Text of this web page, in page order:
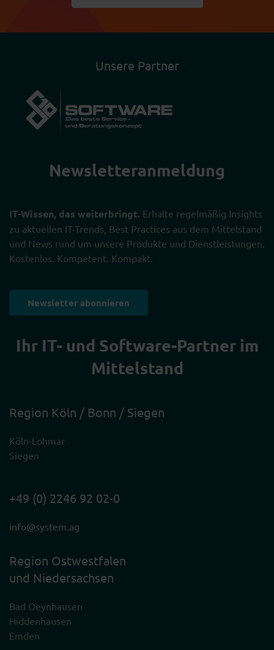
Unsere Partner
Newsletter­anmeldung
IT-Wissen, das weiterbringt. Erhalte regelmäßig Insights
zu aktuellen IT-Trends, Best Practices aus dem Mittelstand
und News rund um unsere Produkte und Dienstleistungen.
Kostenlos. Kompetent. Kompakt.
Newsletter abonnieren
Ihr IT- und Software-Partner im
Mittelstand
Region Köln / Bonn / Siegen
Köln-Lohmar
Siegen
+49 (0) 2246 92 02-0
info@system.ag
Region Ostwestfalen
und Niedersachsen
Bad Oeynhausen
Hiddenhausen
Emden